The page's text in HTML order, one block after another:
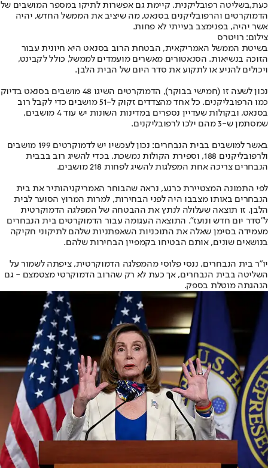
כעת,בשליטה רפובליקנית. קיימת גם אפשרות לתיקו במספר המושבים של
הדמוקרטים והרפובליקנים בסנאט, מה שיציב את הממשל החדש, יהיה
אשר יהיה, בפנימצב בעייתי לא פחות.
צילום: רויטרס
בשיטת הממשל האמריקאית, הבטחת הרוב בסנאט היא חיונית עבור
הזוכה בנשיאות. הסנאטורים מאשרים מועמדים לממשל, כולל לקבינט,
ויכולים להניע או לתקוע את סדר היום של הבית הלבן.
נכון לשעה זו (חמישי בבוקר), הדמוקרטים השיגו 48 מושבים בסנאט בדיוק
כמו הרפובליקנים. כל אחד מהצדדים זקוק ל-51 מושבים כדי לקבל רוב
בסנאט, ובקולות שעדיין נספרים במדינות השונות יש עוד 4 מושבים,
שמסתמן ש-3 מהם ילכו לרפובליקנים.
באשר למושבים בבית הנבחרים: נכון לעכשיו יש לדמוקרטים 199 מושבים
ולרפובליקנים 188, וספירת הקולות נמשכת. בכדי להשיג רוב בבבית
הנבחרים צריכה אחת המפלגות להשיג לפחות 218 מושבים.
לפי התמונה המצטיירת כרגע, נראה שהבוחר האמריקניהותיר את בית
הנבחרים באותו מצבבו היה לפני הבחירות, למרות המרוץ הסוער לבית
הלבן. זו תוצאה שעלולה לנתץ את ההבטחה של המפלגה הדמוקרטית
ל"סדר יום חדש ונועז". התוצאה העגומה עבור הדמוקרטים בית הנבחרים
מעמידה בסימן שאלה את התוכניות השאפתניות שלהם לתיקוני חקיקה
בנושאים שונים, אותם הבטיחו בקמפיין הבחירות שלהם.
יו"ר בית הנבחרים, ננסי פלוסי מהמפלגה הדמוקרטית, ציפתה לשמור על
השליטה בבית הנבחרים, אך כעת לא רק שהרוב הדמוקרטי מצטמצם - גם
הנהגתה מוטלת בספק.